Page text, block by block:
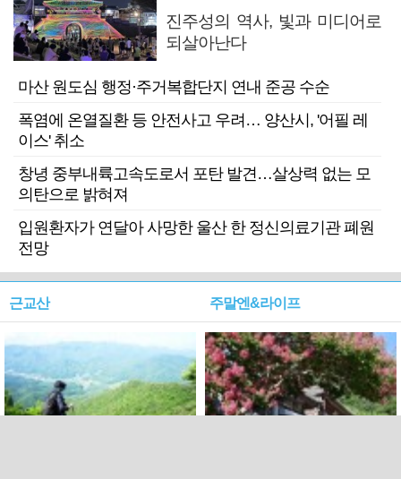
진주성의 역사, 빛과 미디어로
되살아난다
마산 원도심 행정·주거복합단지 연내 준공 수순
폭염에 온열질환 등 안전사고 우려… 양산시, '어필 레
이스' 취소
창녕 중부내륙고속도로서 포탄 발견…살상력 없는 모
의탄으로 밝혀져
입원환자가 연달아 사망한 울산 한 정신의료기관 폐원
전망
근교산 주말엔&라이프